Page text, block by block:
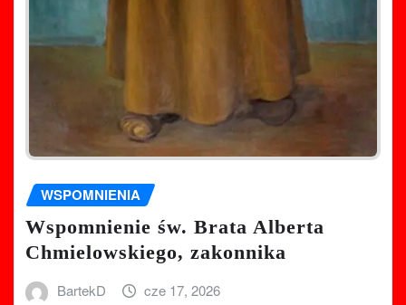
WSPOMNIENIA
Wspomnienie św. Brata Alberta
Chmielowskiego, zakonnika
BartekD cze 17, 2026